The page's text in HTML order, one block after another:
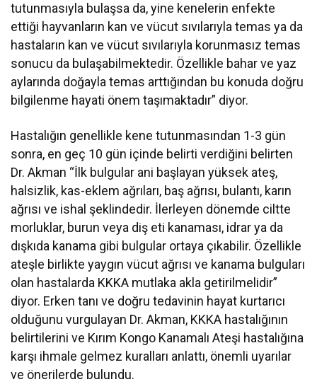
tutunmasıyla bulaşsa da, yine kenelerin enfekte
ettiği hayvanların kan ve vücut sıvılarıyla temas ya da
hastaların kan ve vücut sıvılarıyla korunmasız temas
sonucu da bulaşabilmektedir. Özellikle bahar ve yaz
aylarında doğayla temas arttığından bu konuda doğru
bilgilenme hayati önem taşımaktadır” diyor.
Hastalığın genellikle kene tutunmasından 1-3 gün
sonra, en geç 10 gün içinde belirti verdiğini belirten
Dr. Akman “İlk bulgular ani başlayan yüksek ateş,
halsizlik, kas-eklem ağrıları, baş ağrısı, bulantı, karın
ağrısı ve ishal şeklindedir. İlerleyen dönemde ciltte
morluklar, burun veya diş eti kanaması, idrar ya da
dışkıda kanama gibi bulgular ortaya çıkabilir. Özellikle
ateşle birlikte yaygın vücut ağrısı ve kanama bulguları
olan hastalarda KKKA mutlaka akla getirilmelidir”
diyor. Erken tanı ve doğru tedavinin hayat kurtarıcı
olduğunu vurgulayan Dr. Akman, KKKA hastalığının
belirtilerini ve Kırım Kongo Kanamalı Ateşi hastalığına
karşı ihmale gelmez kuralları anlattı, önemli uyarılar
ve önerilerde bulundu.